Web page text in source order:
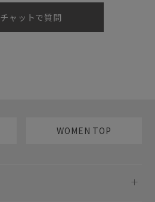
チャットで質問
WOMEN TOP